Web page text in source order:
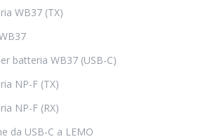
WB37 (TX)
batteria WB37 (USB-C)
NP-F (TX)
NP-F (RX)
da USB-C a LEMO